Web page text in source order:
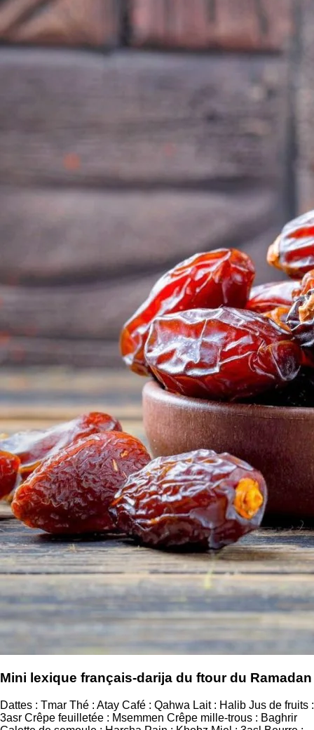
Mini lexique français-darija du ftour du Ramadan
Dattes : Tmar Thé : Atay Café : Qahwa Lait : Halib Jus de fruits :
3asr Crêpe feuilletée : Msemmen Crêpe mille-trous : Baghrir